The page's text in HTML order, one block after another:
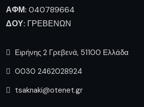
ΑΦΜ: 040789664
ΔΟΥ: ΓΡΕΒΕΝΩΝ
Ειρήνης 2 Γρεβενά, 51100 Ελλάδα
0030 2462028924
tsaknaki@otenet.gr